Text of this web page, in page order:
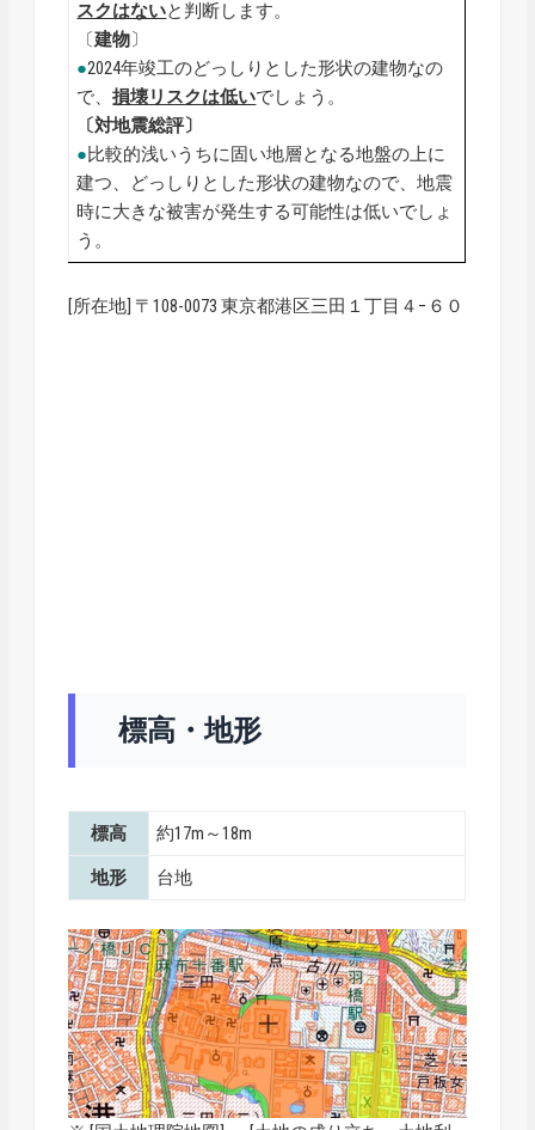
スクはないと判断します。
〔建物〕
●2024年竣工のどっしりとした形状の建物なの
で、損壊リスクは低いでしょう。
〔対地震総評〕
●比較的浅いうちに固い地層となる地盤の上に
建つ、どっしりとした形状の建物なので、地震
時に大きな被害が発生する可能性は低いでしょ
う。
[所在地] 〒108-0073 東京都港区三田１丁目４−６０
標高・地形
標高 約17m～18m
地形 台地